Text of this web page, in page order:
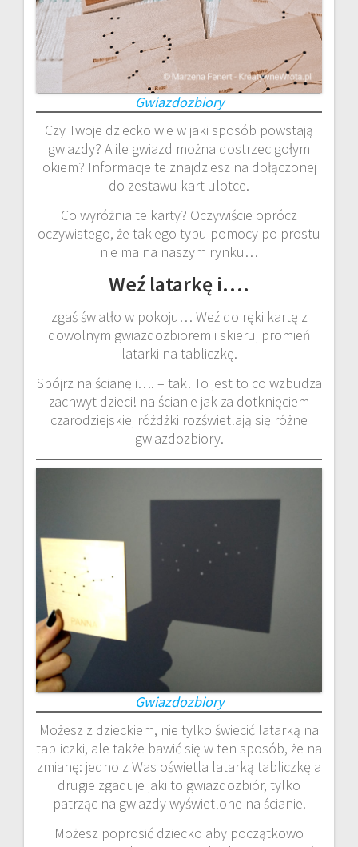
Gwiazdozbiory
Czy Twoje dziecko wie w jaki sposób powstają
gwiazdy? A ile gwiazd można dostrzec gołym
okiem? Informacje te znajdziesz na dołączonej
do zestawu kart ulotce.
Co wyróżnia te karty? Oczywiście oprócz
oczywistego, że takiego typu pomocy po prostu
nie ma na naszym rynku…
Weź latarkę i….
zgaś światło w pokoju… Weź do ręki kartę z
dowolnym gwiazdozbiorem i skieruj promień
latarki na tabliczkę.
Spójrz na ścianę i…. – tak! To jest to co wzbudza
zachwyt dzieci! na ścianie jak za dotknięciem
czarodziejskiej różdżki rozświetlają się różne
gwiazdozbiory.
Gwiazdozbiory
Możesz z dzieckiem, nie tylko świecić latarką na
tabliczki, ale także bawić się w ten sposób, że na
zmianę: jedno z Was oświetla latarką tabliczkę a
drugie zgaduje jaki to gwiazdozbiór, tylko
patrząc na gwiazdy wyświetlone na ścianie.
Możesz poprosić dziecko aby początkowo